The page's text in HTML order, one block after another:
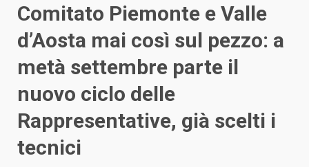
Comitato Piemonte e Valle
d’Aosta mai così sul pezzo: a
metà settembre parte il
nuovo ciclo delle
Rappresentative, già scelti i
tecnici